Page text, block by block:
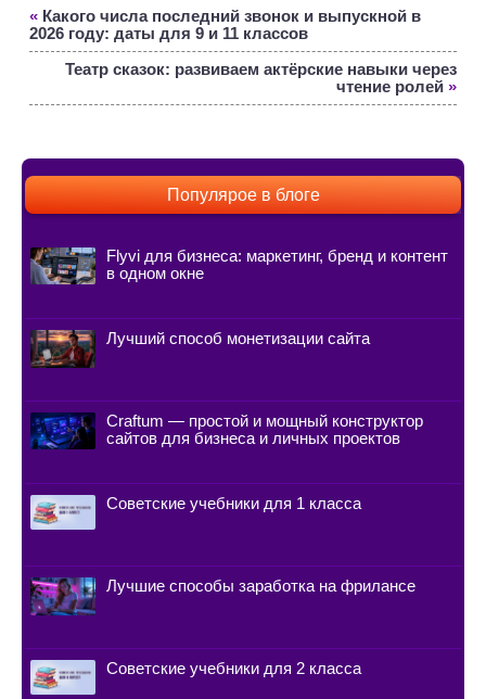
« Какого числа последний звонок и выпускной в
2026 году: даты для 9 и 11 классов
Театр сказок: развиваем актёрские навыки через
чтение ролей »
Популярое в блоге
Flyvi для бизнеса: маркетинг, бренд и контент
в одном окне
Лучший способ монетизации сайта
Craftum — простой и мощный конструктор
сайтов для бизнеса и личных проектов
Советские учебники для 1 класса
Лучшие способы заработка на фрилансе
Советские учебники для 2 класса